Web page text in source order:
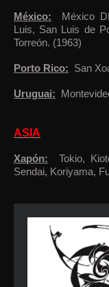
México: México
Luis, San Luis de
Torreón. (1963)
Porto Rico: San
Uruguai:
ASIA
Xapón:
Tokio,
Sendai, Koriyama,